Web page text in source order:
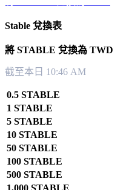
Stable 兌換表
將 STABLE 兌換為 TWD
截至本日 10:46 AM
0.5 STABLE
1 STABLE
5 STABLE
10 STABLE
50 STABLE
100 STABLE
500 STABLE